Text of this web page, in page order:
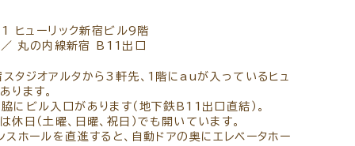
ューリック新宿ビル9階
丸の内線新宿 B11出口
タジオアルタから3軒先、1階にauが入っているヒュ
ります。
にビル入口があります（地下鉄B11出口直結）。
休日（土曜、日曜、祝日）でも開いています。
ホールを直進すると、自動ドアの奥にエレベータホー